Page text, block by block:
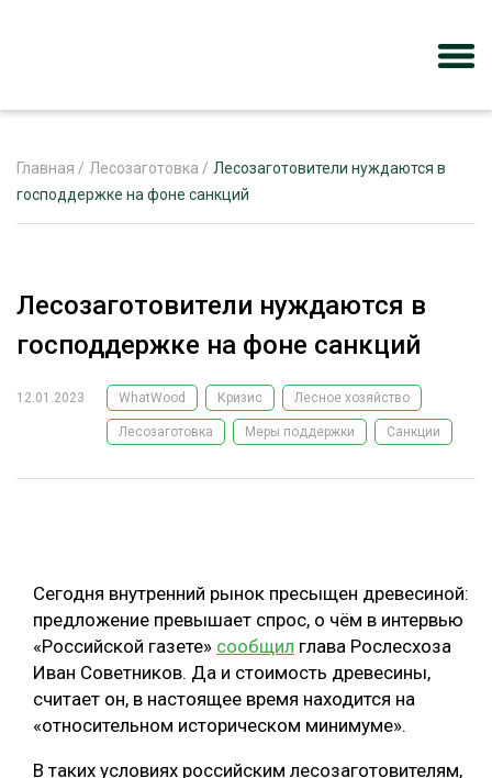
РЕКЛАМОДАТЕЛЯМ
ЛЕСНОЕ ХОЗЯЙСТВО
ЛЕСОЗАГОТОВКА
БИОЭНЕРГЕТИКА
ЛЕСОВОССТАНОВЛЕНИЕ И ЗАЩИТА
ЛОГИСТИКА
ПРОИЗВОДСТВО ДРЕВЕСНЫХ ПЛИТ
ТЕМАТИЧЕСКИЕ ПРОЕКТЫ
ПОДБОРКИ СТАТЕЙ
Главная / Лесозаготовка / Лесозаготовители нуждаются в
господдержке на фоне санкций
Лесозаготовители нуждаются в
господдержке на фоне санкций
12.01.2023 WhatWood Кризис Лесное хозяйство
Лесозаготовка Меры поддержки Санкции
Сегодня внутренний рынок пресыщен древесиной:
предложение превышает спрос, о чём в интервью
«Российской газете» сообщил глава Рослесхоза
Иван Советников. Да и стоимость древесины,
считает он, в настоящее время находится на
«относительном историческом минимуме».
В таких условиях российским лесозаготовителям,